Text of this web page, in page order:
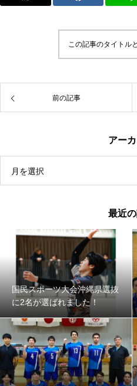
この記事のタイトル
前の記事
アー
月を選択
最近
国民スポーツ大会沖縄県選抜
に2名が選ばれました！